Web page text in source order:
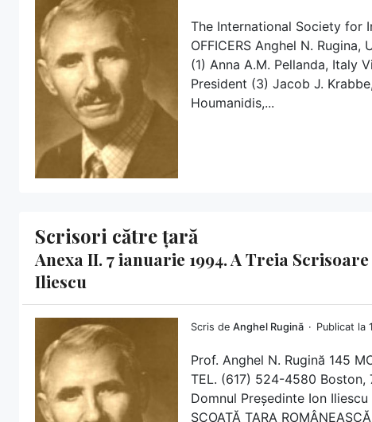
The International Society for
OFFICERS Anghel N.
(1) Anna A.M. Pellanda, Italy
President (3) Jacob J.
Houmanidis,...
Scrisori către țară
Anexa II. 7 ianuarie 1994. A Treia
Iliescu
Scris de Anghel Rugină Publicat la
Prof. Anghel N. Rugină 145
TEL. (617) 524-4580 Boston,
Domnul Președinte Ion Iliescu
SCOATĂ ȚARA